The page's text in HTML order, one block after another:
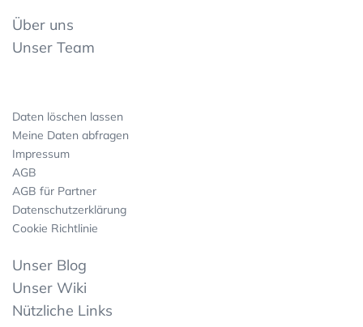
Über uns
Unser Team
Daten löschen lassen
Meine Daten abfragen
Impressum
AGB
AGB für Partner
Datenschutzerklärung
Cookie Richtlinie
Unser Blog
Unser Wiki
Nützliche Links